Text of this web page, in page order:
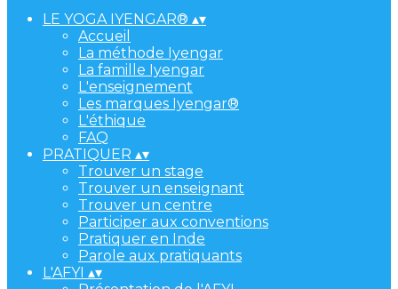
LE YOGA IYENGAR® ▴▾
Accueil
La méthode Iyengar
La famille Iyengar
L'enseignement
Les marques Iyengar®
L'éthique
FAQ
PRATIQUER ▴▾
Trouver un stage
Trouver un enseignant
Trouver un centre
Participer aux conventions
Pratiquer en Inde
Parole aux pratiquants
L'AFYI ▴▾